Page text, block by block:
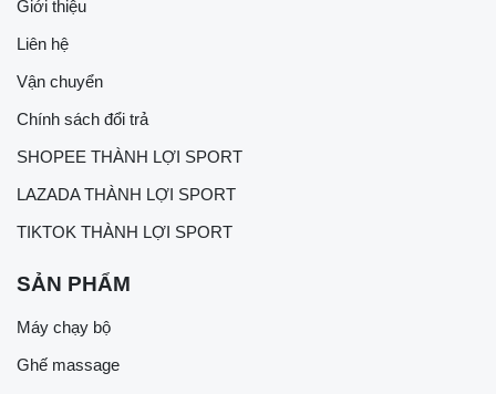
Giới thiệu
Liên hệ
Vận chuyển
Chính sách đổi trả
SHOPEE THÀNH LỢI SPORT
LAZADA THÀNH LỢI SPORT
TIKTOK THÀNH LỢI SPORT
SẢN PHẨM
Máy chạy bộ
Ghế massage